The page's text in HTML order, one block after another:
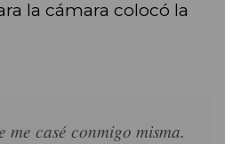
la cámara colocó la
me casé conmigo misma.